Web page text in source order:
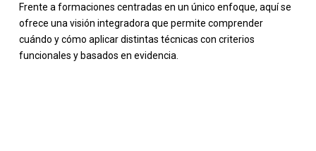
Frente a formaciones centradas en un único enfoque, aquí se
ofrece una visión integradora que permite comprender
cuándo y cómo aplicar distintas técnicas con criterios
funcionales y basados en evidencia.
-